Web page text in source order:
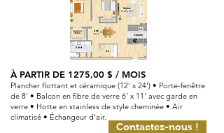
À PARTIR DE 1275,00 $ / MOIS
Plancher flottant et céramique (12' x 24') • Porte-fenêtre
de 8' • Balcon en fibre de verre 6' x 11' avec garde en
verre • Hotte en stainless de style cheminée • Air
climatisé • Échangeur d'air.
Contactez-nous !